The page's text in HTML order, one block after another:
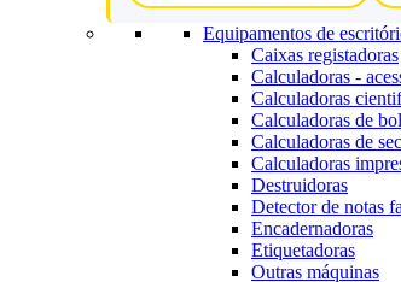
Equipamentos de
Caixas registadoras
Calculadoras -
Calculadoras
Calculadoras de
Calculadoras de
Calculadoras
Destruidoras
Detector de notas
Encadernadoras
Etiquetadoras
Outras máquinas